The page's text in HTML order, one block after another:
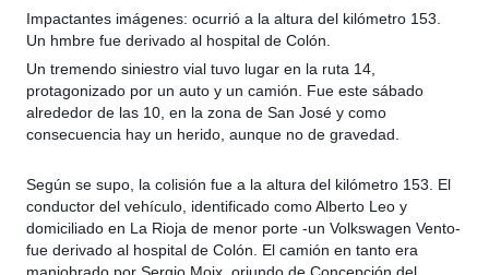
Impactantes imágenes: ocurrió a la altura del kilómetro 153.
Un hmbre fue derivado al hospital de Colón.
Un tremendo siniestro vial tuvo lugar en la ruta 14,
protagonizado por un auto y un camión. Fue este sábado
alrededor de las 10, en la zona de San José y como
consecuencia hay un herido, aunque no de gravedad.
Según se supo, la colisión fue a la altura del kilómetro 153. El
conductor del vehículo, identificado como Alberto Leo y
domiciliado en La Rioja de menor porte -un Volkswagen Vento-
fue derivado al hospital de Colón. El camión en tanto era